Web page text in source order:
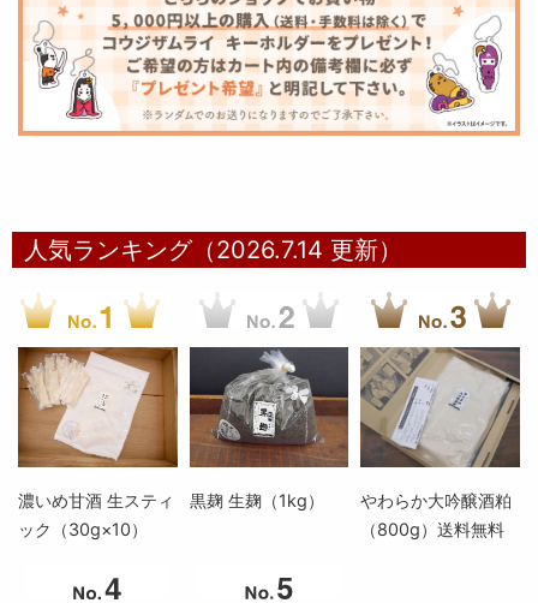
人気ランキング（2026.7.14 更新）
濃いめ甘酒 生スティ
ック（30g×10）
黒麹 生麹（1kg）
やわらか大吟醸酒粕
（800g）送料無料